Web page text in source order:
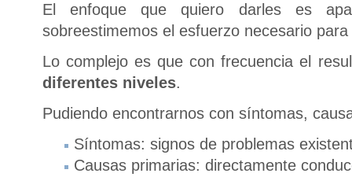
El enfoque que quiero darles es
sobreestimemos el esfuerzo necesario
Lo complejo es que con frecuencia el
diferentes niveles.
Pudiendo encontrarnos con síntomas,
Síntomas: signos de problemas
Causas primarias: directamente